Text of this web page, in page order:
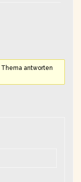
antworten